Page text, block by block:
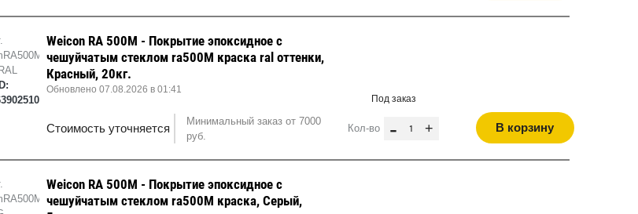
ID:
Weicon RA 500M - Покрытие эпоксидное с
чешуйчатым стеклом ra500M краска ral оттенки,
Красный, 20кг.
Обновлено 07.08.2026 в 01:41
Стоимость уточняется
Минимальный заказ от 7000
руб.
Под заказ
Кол-во - + В корзину
Weicon RA 500M - Покрытие эпоксидное с
чешуйчатым стеклом ra500M краска, Серый,